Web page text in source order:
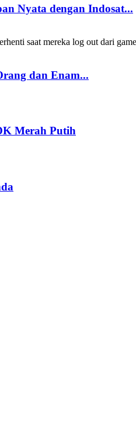
Nyata dengan Indosat...
saat mereka log out dari
dan Enam...
Merah Putih